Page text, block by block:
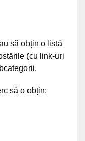
să obțin o listă
(cu link-uri
să o obțin: